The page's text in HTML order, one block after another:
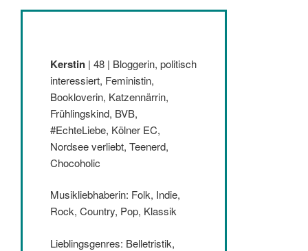
Kerstin | 48 | Bloggerin, politisch
interessiert, Feministin,
Bookloverin, Katzennärrin,
Frühlingskind, BVB,
#EchteLiebe, Kölner EC,
Nordsee verliebt, Teenerd,
Chocoholic
Musikliebhaberin: Folk, Indie,
Rock, Country, Pop, Klassik
Lieblingsgenres: Belletristik,